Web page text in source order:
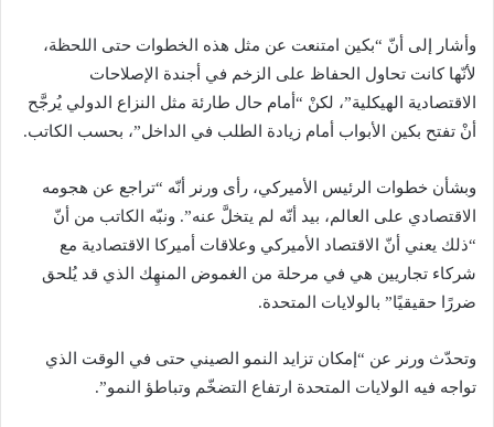
وأشار إلى أنّ “بكين امتنعت عن مثل هذه الخطوات حتى اللحظة،
لأنّها كانت تحاول الحفاظ على الزخم في أجندة الإصلاحات
الاقتصادية الهيكلية”، لكنْ “أمام حال طارئة مثل النزاع الدولي يُرجَّح
أنْ تفتح بكين الأبواب أمام زيادة الطلب في الداخل”، بحسب الكاتب.
وبشأن خطوات الرئيس الأميركي، رأى ورنر أنّه “تراجع عن هجومه
الاقتصادي على العالم، بيد أنّه لم يتخلَّ عنه”. ونبّه الكاتب من أنّ
“ذلك يعني أنّ الاقتصاد الأميركي وعلاقات أميركا الاقتصادية مع
شركاء تجاريين هي في مرحلة من الغموض المنهِك الذي قد يُلحق
ضررًا حقيقيًا” بالولايات المتحدة.
وتحدّث ورنر عن “إمكان تزايد النمو الصيني حتى في الوقت الذي
تواجه فيه الولايات المتحدة ارتفاع التضخّم وتباطؤ النمو”.